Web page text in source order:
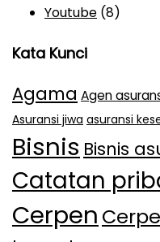
Youtube (8)
Kata Kunci
Agama Agen
Asuransi jiwa asuransi
Bisnis Bisnis
Catatan
Cerpen